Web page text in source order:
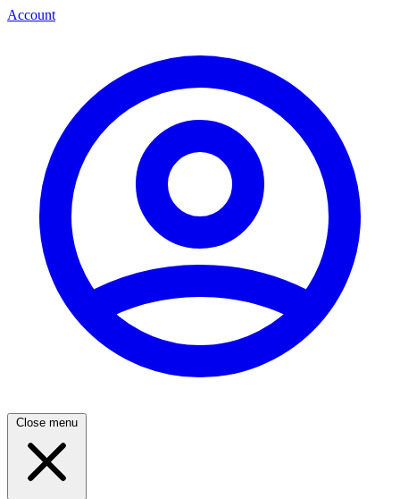
Account
Close menu